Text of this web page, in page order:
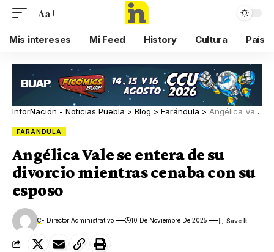
Aa
Mis intereses Mi Feed History Cultura País
InforNación - Noticias Puebla > Blog > Farándula > Angélica Vale se entera de su divorcio mientras cenaba con su esposo
FARÁNDULA
Angélica Vale se entera de su
divorcio mientras cenaba con su
esposo
C- Director Administrativo 10 De Noviembre De 2025